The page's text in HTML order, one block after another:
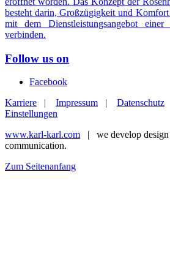
besteht darin, Großzügigkeit und
mit dem Dienstleistungsangebot einer
verbinden.
Follow us on
Facebook
Karriere | Impressum | Datenschutz
Einstellungen
www.karl-karl.com | we develop design
communication.
Zum Seitenanfang